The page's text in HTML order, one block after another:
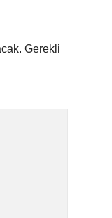
Gerekli